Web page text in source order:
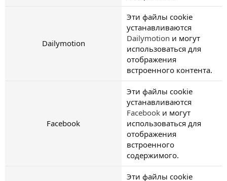
Dailymotion
Эти файлы cookie
устанавливаются
Dailymotion и могут
использоваться для
отображения
встроенного контента.
Facebook
Эти файлы cookie
устанавливаются
Facebook и могут
использоваться для
отображения
встроенного
содержимого.
Эти файлы cookie